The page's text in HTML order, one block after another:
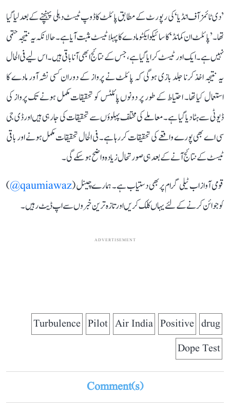
’دی ٹائمز آف انڈیا‘ کی رپورٹ کے مطابق پائلٹ کا ڈوپ ٹیسٹ دہلی پہنچنے کے بعد لیا گیا
تھا۔ ’پائلٹ ان کمانڈ‘ کا سائیکوایکٹو مادے کا پہلا ٹیسٹ مثبت آیا ہے۔ حالانکہ یہ نتیجہ حتمی
نہیں ہے۔ ایک اور ٹیسٹ کرایا گیا ہے، جس کے نتائج ابھی آنا باقی ہیں۔ اس لیے فی الحال
یہ نتیجہ اخذ کرنا جلد بازی ہوگی کہ پائلٹ نے پرواز کے دوران کسی نشہ آور مادے کا
استعمال کیا تھا۔ احتیاط کے طور پر دونوں پائلٹس کو تحقیقات مکمل ہونے تک پرواز کی
ڈیوٹی سے ہٹا دیا گیا ہے۔ معاملے کی مختلف پہلوؤں سے تحقیقات کی جا رہی ہیں اورڈی جی
سی اے بھی پورے واقعے کی تحقیقات کر رہا ہے۔ فی الحال تحقیقات مکمل ہونے اور باقی
ٹیسٹ کے نتائج آنے کے بعد ہی صورتحال زیادہ واضح ہو سکے گی۔
قومی آواز اب ٹیلی گرام پر بھی دستیاب ہے۔ ہمارے چینل (qaumiawaz@
)
کو جوائن کرنے کے لئے یہاں کلک کریں اور تازہ ترین خبروں سے اپ ڈیٹ رہیں۔
ADVERTISEMENT
drug
Positive
Air India
Pilot
Turbulence
Dope Test
Comment(s)